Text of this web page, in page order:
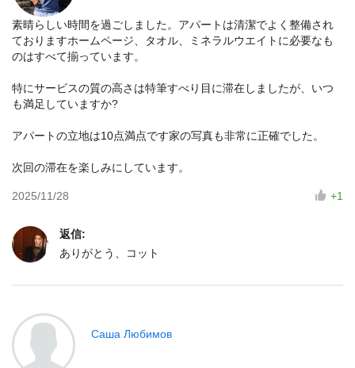
素晴らしい時間を過ごしました。アパートは清潔でよく整備され
ておりますホームページ、タオル、ミネラルウエイトに必要なも
のはすべて揃っています。
特にサービスの質の高さは特筆すべり目に滞在しましたが、いつ
も満足していますか?
アパートの立地は10点満点です家の写真も非常に正確でした。
次回の滞在を楽しみにしています。
+1
2025/11/28
返信:
ありがとう、コット
Саша Любимов